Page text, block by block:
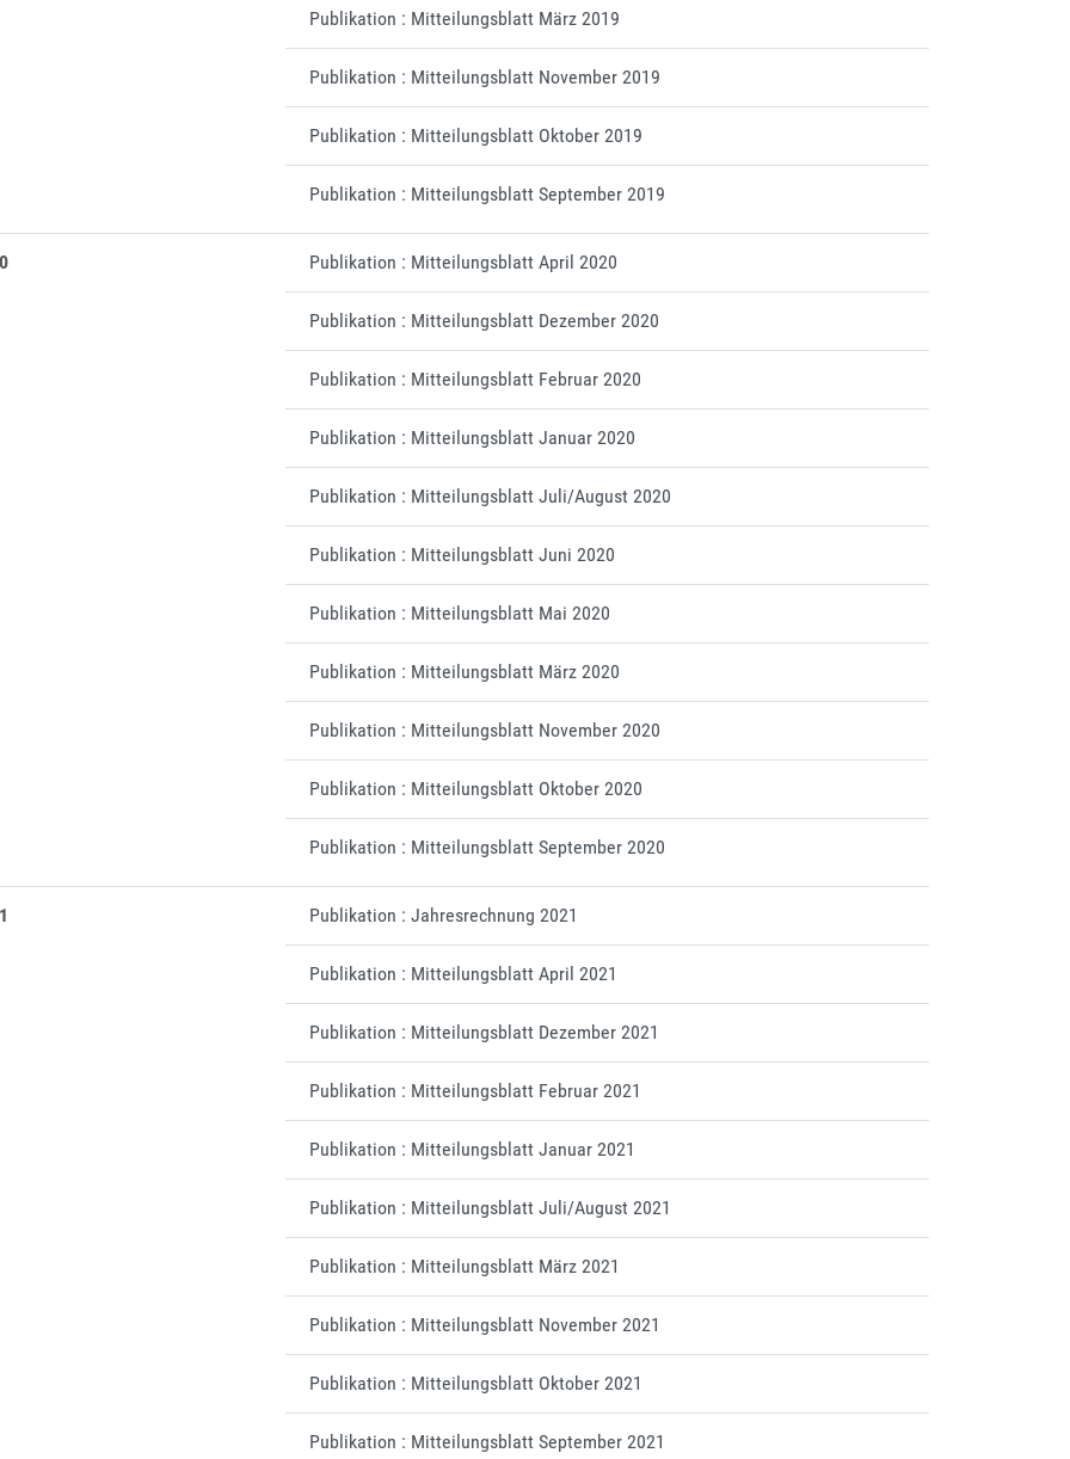
Publikation : Mitteilungsblatt März 2019
Publikation : Mitteilungsblatt November 2019
Publikation : Mitteilungsblatt Oktober 2019
Publikation : Mitteilungsblatt September 2019
Publikation : Mitteilungsblatt April 2020
Publikation : Mitteilungsblatt Dezember 2020
Publikation : Mitteilungsblatt Februar 2020
Publikation : Mitteilungsblatt Januar 2020
Publikation : Mitteilungsblatt Juli/August 2020
Publikation : Mitteilungsblatt Juni 2020
Publikation : Mitteilungsblatt Mai 2020
Publikation : Mitteilungsblatt März 2020
Publikation : Mitteilungsblatt November 2020
Publikation : Mitteilungsblatt Oktober 2020
Publikation : Mitteilungsblatt September 2020
Publikation : Jahresrechnung 2021
Publikation : Mitteilungsblatt April 2021
Publikation : Mitteilungsblatt Dezember 2021
Publikation : Mitteilungsblatt Februar 2021
Publikation : Mitteilungsblatt Januar 2021
Publikation : Mitteilungsblatt Juli/August 2021
Publikation : Mitteilungsblatt März 2021
Publikation : Mitteilungsblatt November 2021
Publikation : Mitteilungsblatt Oktober 2021
Publikation : Mitteilungsblatt September 2021